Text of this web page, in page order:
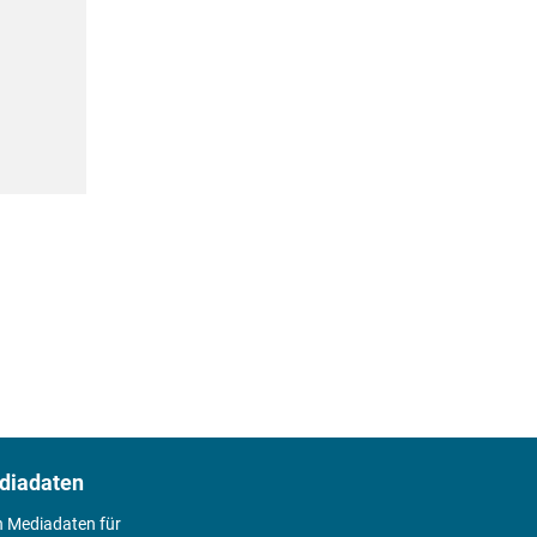
Mediadaten für